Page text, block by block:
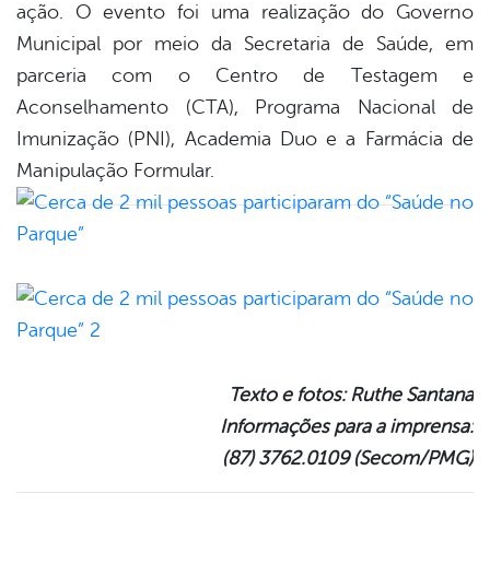
ação. O evento foi uma realização do Governo
Municipal por meio da Secretaria de Saúde, em
parceria com o Centro de Testagem e
Aconselhamento (CTA), Programa Nacional de
Imunização (PNI), Academia Duo e a Farmácia de
Manipulação Formular.
Texto e fotos: Ruthe Santana
Informações para a imprensa:
(87) 3762.0109 (Secom/PMG)